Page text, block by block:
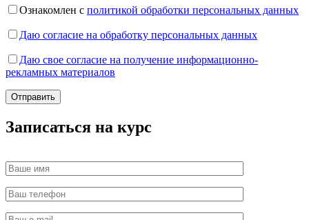
Ознакомлен с политикой обработки персональных данных
Даю согласие на обработку персональных данных
Даю свое согласие на получение информационно-
рекламных материалов
Записаться на курс